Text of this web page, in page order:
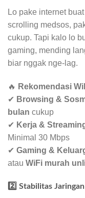
Lo pake internet
scrolling medsos,
cukup. Tapi kalo lo
gaming, mending
biar nggak nge-lag.
🔥 Rekomendasi
✔ Browsing &
bulan cukup
✔ Kerja &
Minimal 30 Mbps
✔ Gaming &
atau WiFi murah
2️⃣ Stabilitas